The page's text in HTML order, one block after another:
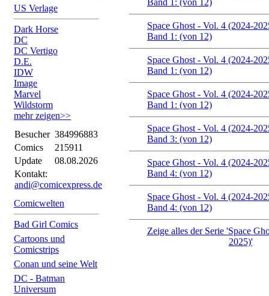
US Verlage
Dark Horse
DC
DC Vertigo
D.E.
IDW
Image
Marvel
Wildstorm
mehr zeigen>>
Besucher 384996883
Comics
215911
Update
08.08.2026
Kontakt:
andi@comicexpress.de
Comicwelten
Bad Girl Comics
Cartoons und
Comicstrips
Conan und seine Welt
DC - Batman
Universum
Band 1: (von 12)
Space Ghost - Vol. 4 (2024-
Band 1: (von 12)
Space Ghost - Vol. 4 (2024-
Band 1: (von 12)
Space Ghost - Vol. 4 (2024-
Band 1: (von 12)
Space Ghost - Vol. 4 (2024-
Band 3: (von 12)
Space Ghost - Vol. 4 (2024-
Band 4: (von 12)
Space Ghost - Vol. 4 (2024-
Band 4: (von 12)
Zeige alles der Serie 'Space
2025)'